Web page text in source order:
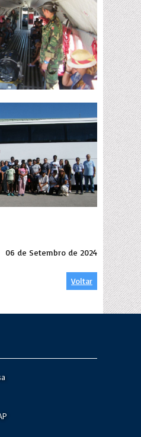
06 de Setembro de 2024
Voltar